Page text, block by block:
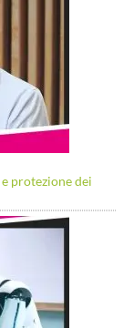
protezione dei